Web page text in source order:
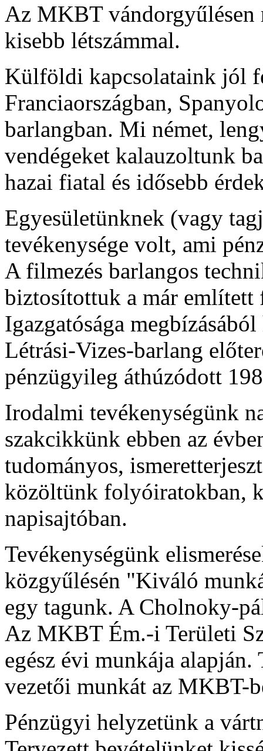
Az MKBT vándorgyűlésen
kisebb létszámmal.
Külföldi kapcsolataink jól
Franciaországban,
barlangban. Mi német,
vendégeket kalauzoltunk
hazai fiatal és idősebb
Egyesületünknek (vagy
tevékenysége volt, ami
A filmezés barlangos
biztosítottuk a már említett
Igazgatósága
Létrási-Vizes-barlang
pénzügyileg áthúzódott
Irodalmi tevékenységünk
szakcikkünk ebben az
tudományos,
közöltünk folyóiratokban,
napisajtóban.
Tevékenységünk
közgyűlésén "Kiváló
egy tagunk. A Cholnoky-
Az MKBT Ém.-i Területi
egész évi munkája
vezetői munkát az MKBT-
Pénzügyi helyzetünk a